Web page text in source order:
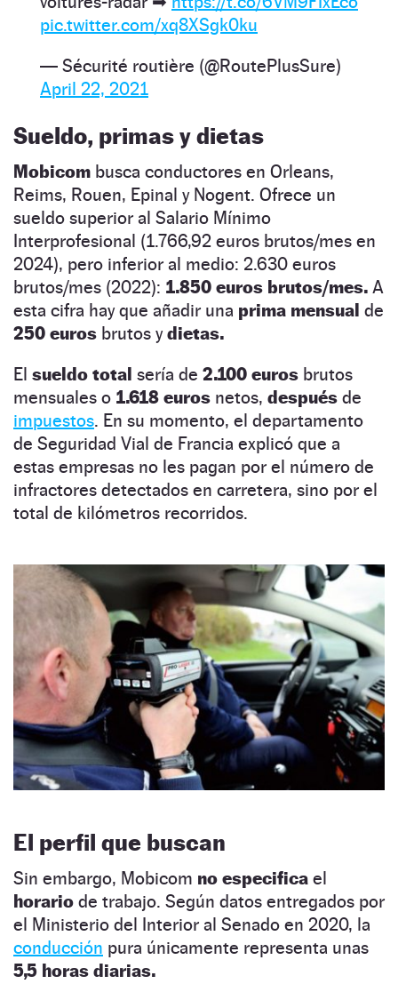
pic.twitter.com/xq8XSgk0ku
— Sécurité routière (@RoutePlusSure)
April 22, 2021
Sueldo, primas y dietas
Mobicom busca conductores en Orleans,
Reims, Rouen, Epinal y Nogent. Ofrece un
sueldo superior al Salario Mínimo
Interprofesional (1.766,92 euros brutos/mes en
2024), pero inferior al medio: 2.630 euros
brutos/mes (2022): 1.850 euros brutos/mes. A
esta cifra hay que añadir una prima mensual de
250 euros brutos ydietas.
El sueldo total sería de 2.100 euros brutos
mensuales o 1.618 euros netos, después de
impuestos. En su momento, el departamento
de Seguridad Vial de Francia explicó que a
estas empresas no les pagan por el número de
infractores detectados en carretera, sino por el
total de kilómetros recorridos.
El perfil que buscan
Sin embargo, Mobicom no especifica el
horario de trabajo. Según datos entregados por
el Ministerio del Interior al Senado en 2020, la
conducción pura únicamente representa unas
5,5 horas diarias.